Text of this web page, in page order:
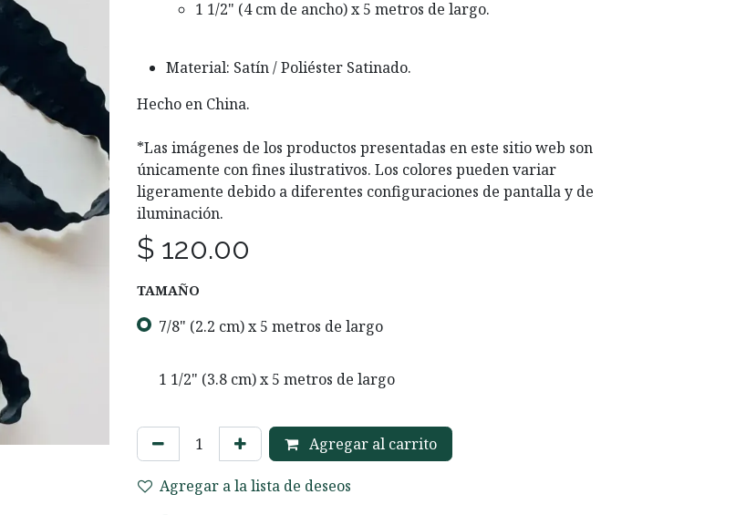
1 1/2" (4 cm de ancho) x 5 metros de largo.
Material: Satín / Poliéster Satinado.
Hecho en China.
*Las imágenes de los productos presentadas en este sitio web son
únicamente con fines ilustrativos. Los colores pueden variar
ligeramente debido a diferentes configuraciones de pantalla y de
iluminación.
$ 120.00
TAMAÑO
7/8" (2.2 cm) x 5 metros de largo
1 1/2" (3.8 cm) x 5 metros de largo
Agregar al carrito
Agregar a la lista de deseos